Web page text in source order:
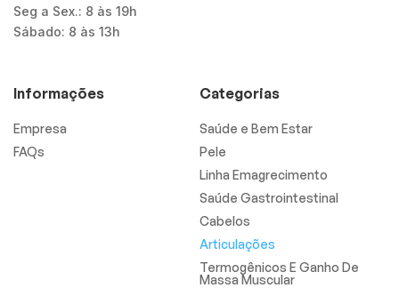
Seg a Sex.: 8 às 19h
Sábado: 8 às 13h
Informações
Empresa
FAQs
Categorias
Saúde e Bem Estar
Pele
Linha Emagrecimento
Saúde Gastrointestinal
Cabelos
Articulações
Termogênicos E Ganho De
Massa Muscular